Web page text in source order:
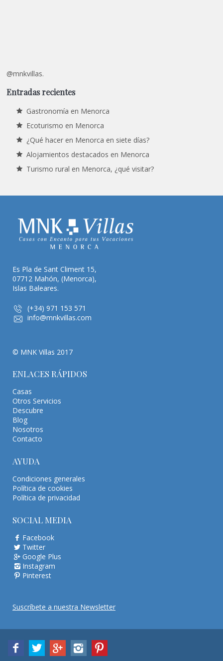
@mnkvillas.
Entradas recientes
Gastronomía en Menorca
Ecoturismo en Menorca
¿Qué hacer en Menorca en siete días?
Alojamientos destacados en Menorca
Turismo rural en Menorca, ¿qué visitar?
Es Pla de Sant Climent 15,
07712 Mahón, (Menorca),
Islas Baleares.
(+34) 971 153 571
info@mnkvillas.com
© MNK Villas 2017
ENLACES RÁPIDOS
Casas
Otros Servicios
Descubre
Blog
Nosotros
Contacto
AYUDA
Condiciones generales
Política de cookies
Política de privacidad
SOCIAL MEDIA
Facebook
Twitter
Google Plus
Instagram
Pinterest
Suscríbete a nuestra Newsletter